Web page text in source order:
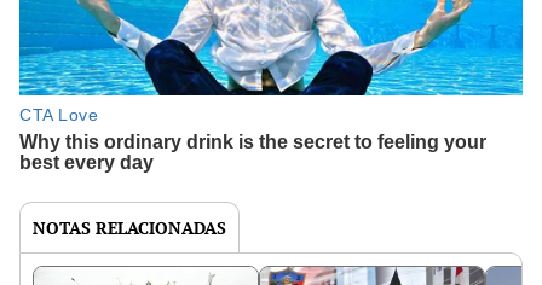
NOTAS RELACIONADAS